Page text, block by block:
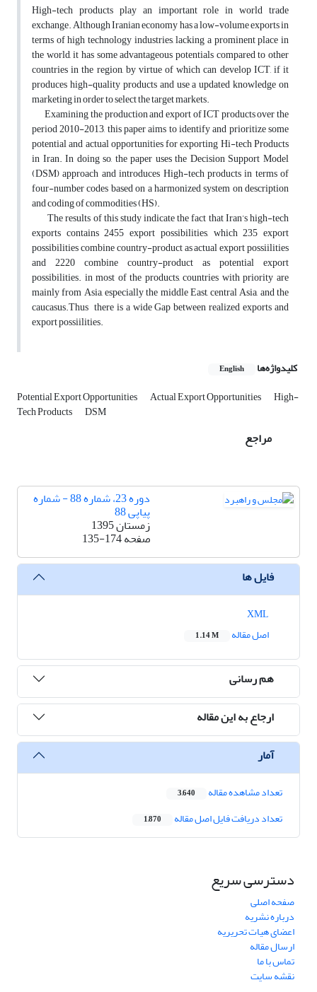
High-tech products play an important role in world trade
exchange. Although Iranian economy has a low-volume exports in
terms of high technology industries, lacking a prominent place in
the world, it has some advantageous potentials compared to other
countries in the region, by virtue of which can develop ICT, if it
produces high-quality products and use a updated knowledge on
marketing in order to select the target markets.
Examining the production and export of ICT products over the
period 2010-2013, this paper aims to identify and prioritize some
potential and actual opportunities for exporting Hi-tech Products
in Iran. In doing so, the paper uses the Decision Support Model
(DSM) approach and introduces High-tech products in terms of
four-number codes based on a harmonized system on description
and coding of commodities (HS).
The results of this study indicate the fact that Iran’s high-tech
exports contains 2455 export possibilities, which 235 export
possibilities combine country-product as actual export possiilities
and 2220 combine country-product as potential export
possibilities. in most of the products, countries with priority are
mainly from Asia, especially the middle East, central Asia, and the
caucasus.Thus there is a wide Gap between realized exports and
export possiilities.
کلیدواژه‌ها English
Potential Export Opportunities Actual Export Opportunities High-
Tech Products DSM
مراجع
دوره 23، شماره 88 - شماره
پیاپی 88
زمستان 1395
صفحه135-174
فایل ها
اصل مقاله
1.14 M
هم رسانی
ارجاع به این مقاله
آمار
تعداد مشاهده مقاله 3,640
تعداد دریافت فایل اصل مقاله 1,870
دسترسی سریع
صفحه اصلی
درباره نشریه
اعضای هیات تحریریه
ارسال مقاله
تماس با ما
نقشه سایت